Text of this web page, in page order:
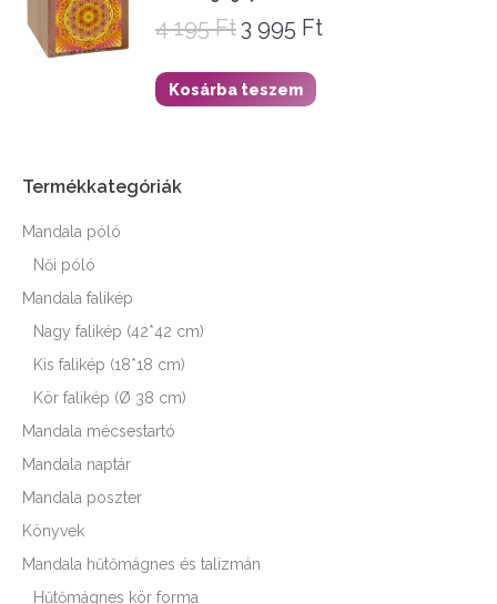
4 195Ft Original
was:
3 995 Ft
Kosárba teszem
Termékkategóriák
Mandala póló
Női póló
Mandala falikép
Nagy falikép (42*42 cm)
Kis falikép (18*18 cm)
Kör falikép (Ø 38 cm)
Mandala mécsestartó
Mandala naptár
Mandala poszter
Könyvek
Mandala hűtőmágnes és talizmán
Hűtőmágnes kör forma